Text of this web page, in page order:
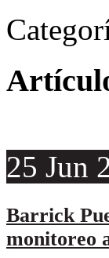
25 Jun
Barrick
monitoreo